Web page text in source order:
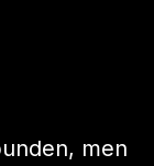
men